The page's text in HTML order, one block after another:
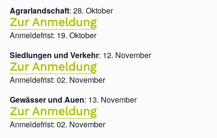
Agrarlandschaft: 28. Oktober
Zur Anmeldung
Anmeldefrist: 19. Oktober
Siedlungen und Verkehr: 12. November
Zur Anmeldung
Anmeldefrist: 02. November
Gewässer und Auen: 13. November
Zur Anmeldung
Anmeldefrist: 02. November